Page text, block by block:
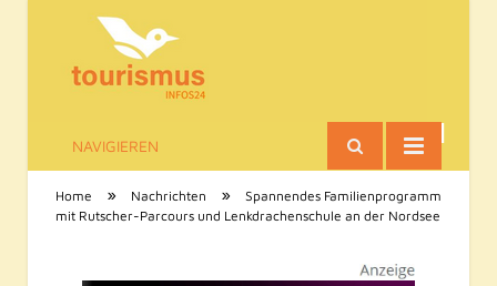
Tourismus-Infos
NAVIGIEREN
Home » Nachrichten »
Spannendes Familienprogramm
mit Rutscher-Parcours und Lenkdrachenschule an der Nordsee